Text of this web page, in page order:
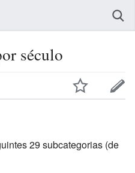
século
29 subcategorias (de